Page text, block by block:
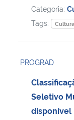
Categoria:
Tags:
Cultura
PROGRAD
Seletivo
disponível